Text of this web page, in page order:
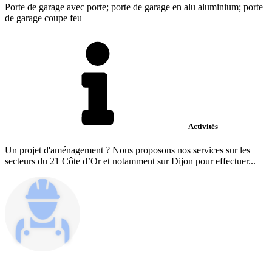
Porte de garage avec porte; porte de garage en alu aluminium; porte
de garage coupe feu
Activités
Un projet d'aménagement ? Nous proposons nos services sur les
secteurs du 21 Côte d’Or et notamment sur Dijon pour effectuer...